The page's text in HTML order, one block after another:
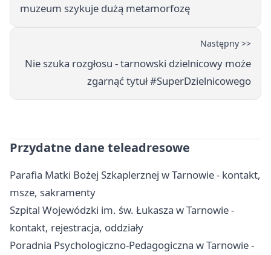
muzeum szykuje dużą metamorfozę
Następny >>
Nie szuka rozgłosu - tarnowski dzielnicowy może
zgarnąć tytuł #SuperDzielnicowego
Przydatne dane teleadresowe
Parafia Matki Bożej Szkaplerznej w Tarnowie - kontakt,
msze, sakramenty
Szpital Wojewódzki im. św. Łukasza w Tarnowie -
kontakt, rejestracja, oddziały
Poradnia Psychologiczno-Pedagogiczna w Tarnowie -